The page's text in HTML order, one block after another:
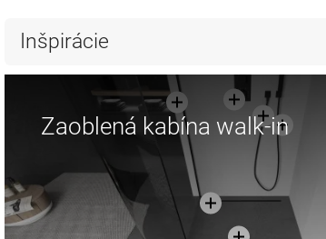
Porovnaj
Inšpirácie
Zaoblená kabína walk-in